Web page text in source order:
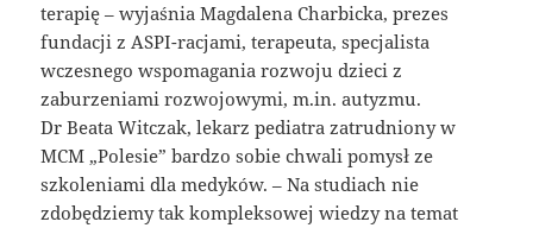
terapię – wyjaśnia Magdalena Charbicka, prezes
fundacji z ASPI-racjami, terapeuta, specjalista
wczesnego wspomagania rozwoju dzieci z
zaburzeniami rozwojowymi, m.in. autyzmu.
Dr Beata Witczak, lekarz pediatra zatrudniony w
MCM „Polesie” bardzo sobie chwali pomysł ze
szkoleniami dla medyków. – Na studiach nie
zdobędziemy tak kompleksowej wiedzy na temat